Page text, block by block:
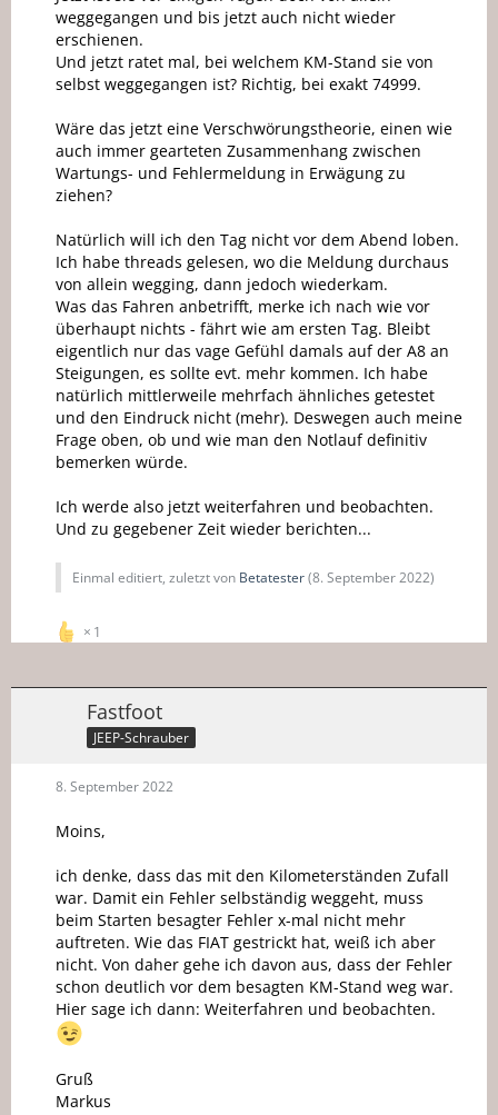
weggegangen und bis jetzt auch nicht wieder
erschienen.
Und jetzt ratet mal, bei welchem KM-Stand sie von
selbst weggegangen ist? Richtig, bei exakt 74999.
Wäre das jetzt eine Verschwörungstheorie, einen wie
auch immer gearteten Zusammenhang zwischen
Wartungs- und Fehlermeldung in Erwägung zu
ziehen?
Natürlich will ich den Tag nicht vor dem Abend loben.
Ich habe threads gelesen, wo die Meldung durchaus
von allein wegging, dann jedoch wiederkam.
Was das Fahren anbetrifft, merke ich nach wie vor
überhaupt nichts - fährt wie am ersten Tag. Bleibt
eigentlich nur das vage Gefühl damals auf der A8 an
Steigungen, es sollte evt. mehr kommen. Ich habe
natürlich mittlerweile mehrfach ähnliches getestet
und den Eindruck nicht (mehr). Deswegen auch meine
Frage oben, ob und wie man den Notlauf definitiv
bemerken würde.
Ich werde also jetzt weiterfahren und beobachten.
Und zu gegebener Zeit wieder berichten...
Einmal editiert, zuletzt von Betatester(8. September 2022)
1
Fastfoot
JEEP-Schrauber
8. September 2022
Moins,
ich denke, dass das mit den Kilometerständen Zufall
war. Damit ein Fehler selbständig weggeht, muss
beim Starten besagter Fehler x-mal nicht mehr
auftreten. Wie das FIAT gestrickt hat, weiß ich aber
nicht. Von daher gehe ich davon aus, dass der Fehler
schon deutlich vor dem besagten KM-Stand weg war.
Hier sage ich dann: Weiterfahren und beobachten.
Gruß
Markus